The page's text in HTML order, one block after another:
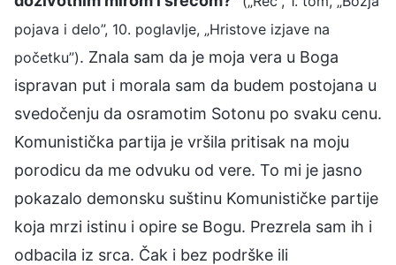
pojava i delo”, 10. poglavlje, „Hristove izjave na
početku”). Znala sam da je moja vera u Boga
ispravan put i morala sam da budem postojana u
svedočenju da osramotim Sotonu po svaku cenu.
Komunistička partija je vršila pritisak na moju
porodicu da me odvuku od vere. To mi je jasno
pokazalo demonsku suštinu Komunističke partije
koja mrzi istinu i opire se Bogu. Prezrela sam ih i
odbacila iz srca. Čak i bez podrške ili